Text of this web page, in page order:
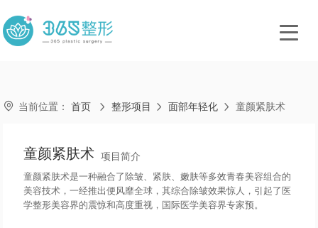
 当前位置： 首页  整形项目  面部年轻化  童颜紧肤术
童颜紧肤术 项目简介
童颜紧肤术是一种融合了除皱、紧肤、嫩肤等多效青春美容组合的
美容技术，一经推出便风靡全球，其综合除皱效果惊人，引起了医
学整形美容界的震惊和高度重视，国际医学美容界专家预。